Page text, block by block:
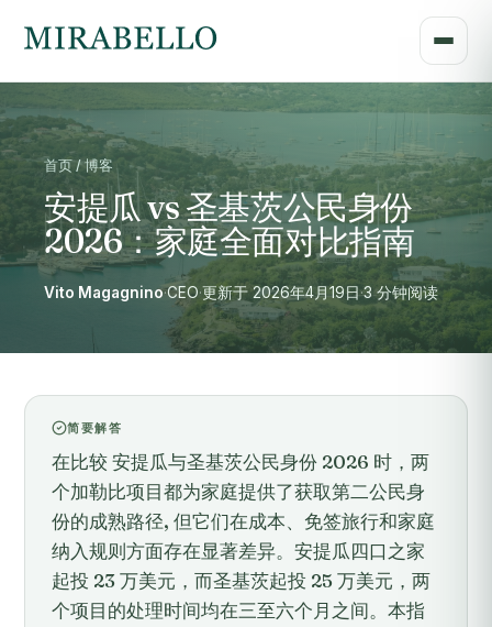
首页 / 博客
安提瓜 vs 圣基茨公民身份
2026：家庭全面对比指南
Vito Magagnino·CEO·更新于 2026年4月19日·3 分钟阅读
简要解答
在比较 安提瓜与圣基茨公民身份 2026 时，两
个加勒比项目都为家庭提供了获取第二公民身
份的成熟路径, 但它们在成本、免签旅行和家庭
纳入规则方面存在显著差异。安提瓜四口之家
起投 23 万美元，而圣基茨起投 25 万美元，两
个项目的处理时间均在三至六个月之间。本指